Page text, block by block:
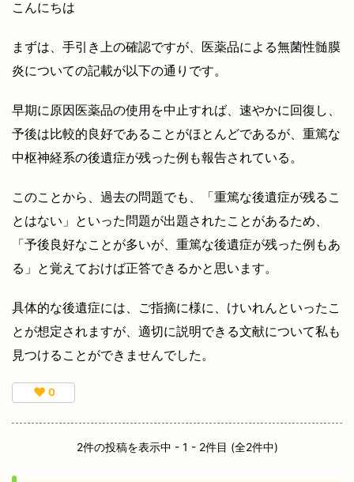
こんにちは
まずは、手引き上の確認ですが、医薬品による無菌性髄膜
炎についての記載が以下の通りです。
早期に原因医薬品の使用を中止すれば、速やかに回復し、
予後は比較的良好であることがほとんどであるが、重篤な
中枢神経系の後遺症が残った例も報告されている。
このことから、過去の問題でも、「重篤な後遺症が残るこ
とはない」といった問題が出題されたことがあるため、
「予後良好なことが多いが、重篤な後遺症が残った例もあ
る」と覚えておけば正答できるかと思います。
具体的な後遺症には、ご指摘に様に、けいれんといったこ
とが想定されますが、適切に説明できる文献について私も
見つけることができませんでした。
♥ 0
2件の投稿を表示中 - 1 - 2件目 (全2件中)